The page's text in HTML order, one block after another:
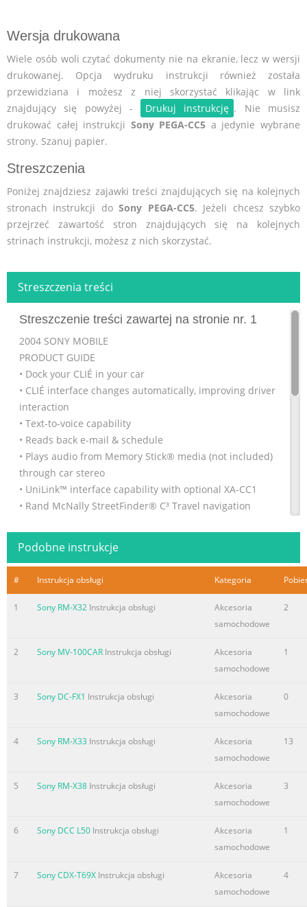
Wersja drukowana
Wiele osób woli czytać dokumenty nie na ekranie, lecz w wersji
drukowanej. Opcja wydruku instrukcji również została
przewidziana i możesz z niej skorzystać klikając w link
znajdujący się powyżej -
Drukuj instrukcję . Nie musisz
drukować całej instrukcji Sony PEGA-CC5 a jedynie wybrane
strony. Szanuj papier.
Streszczenia
Poniżej znajdziesz zajawki treści znajdujących się na kolejnych
stronach instrukcji doSony PEGA-CC5. Jeżeli chcesz szybko
przejrzeć zawartość stron znajdujących się na kolejnych
strinach instrukcji, możesz z nich skorzystać.
Streszczenia treści
Streszczenie treści zawartej na stronie nr. 1
2004 SONY MOBILE
PRODUCT GUIDE
• Dock your CLIÉ in your car
• CLIÉ interface changes automatically, improving driver
interaction
• Text-to-voice capability
• Reads back e-mail & schedule
• Plays audio from Memory Stick® media (not included)
through car stereo
• UniLink™ interface capability with optional XA-CC1
• Rand McNally StreetFinder® C³ Travel navigation
• Mounting bracket & cigarette lighter adapter included
• Supplied wir
Streszczenie treści zawartej na stronie nr. 2
Cradle Line Level Output Cigarette lighter adapter DC 5.2
Volts GPS Antenna Note: The voltage converter is built
off XA-CC1 Connection Adapter (optional) the adapter
plug and connect to 12 Volts. The car cradle will be
(Head Unit) Attenuate (Tel Mute) Computer Interface: The
Podobne instrukcje
# Instrukcja obsługi Kategoria
1 Sony RM-X32 Instrukcja obsługi
Akcesoria
samochodowe
2
2 Sony MV-100CAR Instrukcja obsługi
Akcesoria
samochodowe
1
3 Sony DC-FX1 Instrukcja obsługi
Akcesoria
samochodowe
0
4 Sony RM-X33 Instrukcja obsługi
Akcesoria
samochodowe
13
5 Sony RM-X38 Instrukcja obsługi
Akcesoria
samochodowe
3
6 Sony DCC L50 Instrukcja obsługi
Akcesoria
samochodowe
1
7 Sony CDX-T69X Instrukcja obsługi
Akcesoria
samochodowe
4